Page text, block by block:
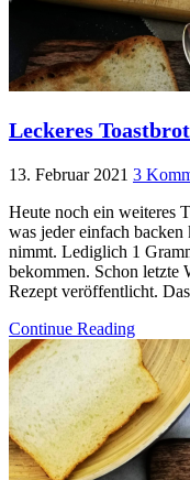
Leckeres
13. Februar 2021 3
Heute noch ein weiteres
was jeder einfach
nimmt. Lediglich 1
bekommen. Schon letzte
Rezept veröffentlicht.
Continue Reading